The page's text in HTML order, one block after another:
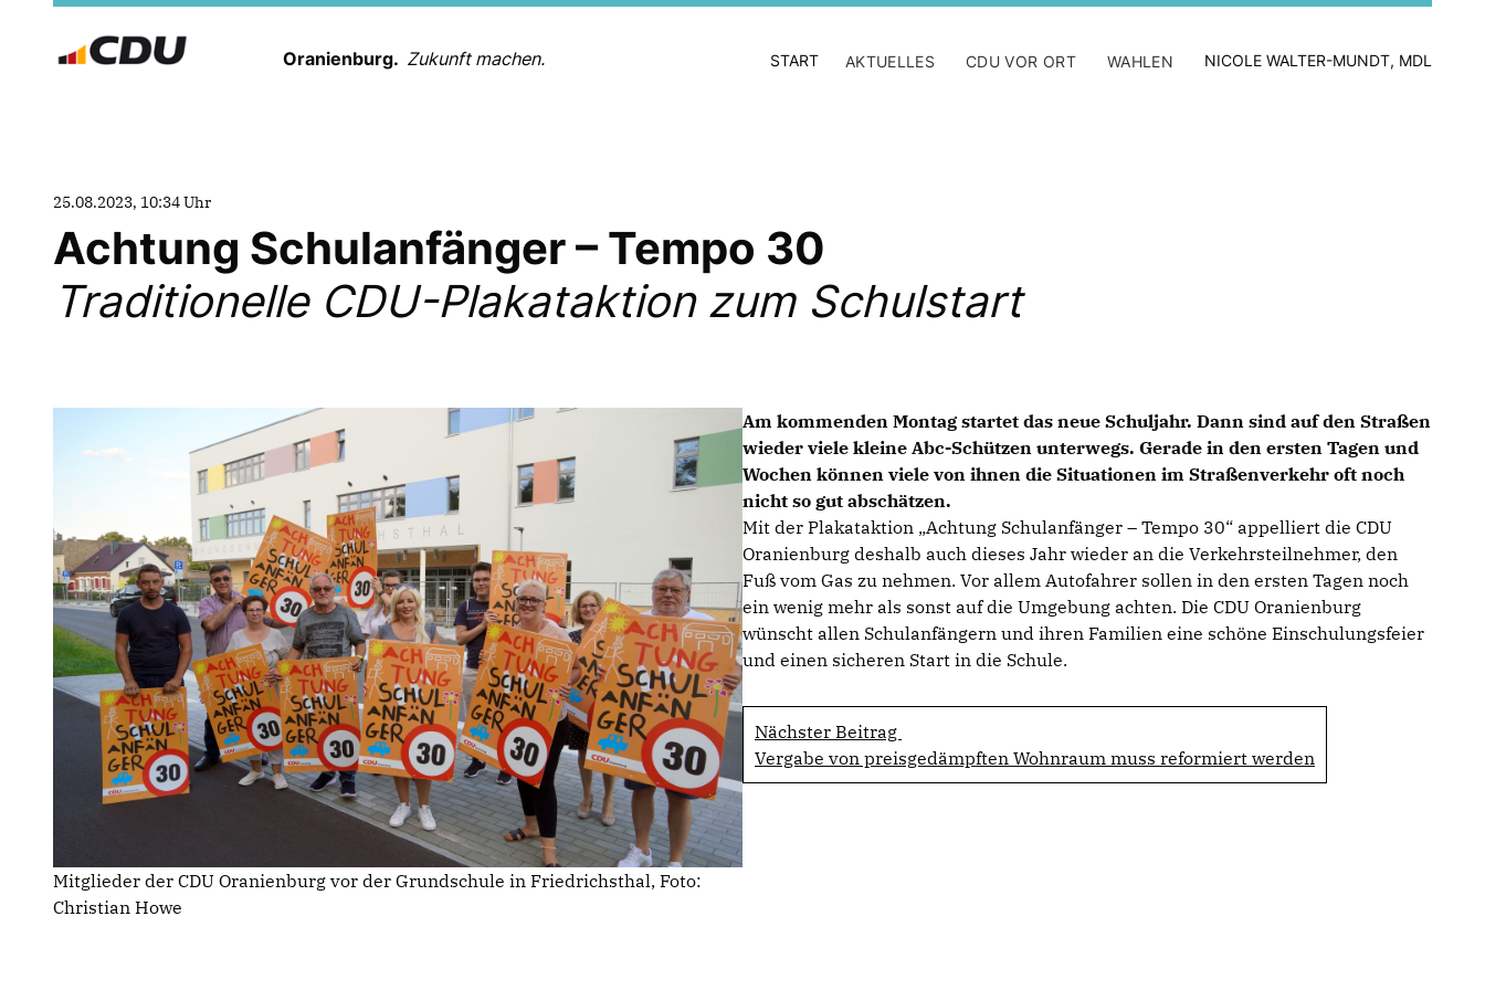
Oranienburg. Zukunft machen. START AKTUELLES CDU VOR ORT WAHLEN NICOLE WALTER-MUNDT, MDL
25.08.2023, 10:34 Uhr
Achtung Schulanfänger – Tempo 30
Traditionelle CDU-Plakataktion zum Schulstart
Am kommenden Montag startet das neue Schuljahr. Dann sind auf den Straßen
wieder viele kleine Abc-Schützen unterwegs. Gerade in den ersten Tagen und
Wochen können viele von ihnen die Situationen im Straßenverkehr oft noch
nicht so gut abschätzen.
Mit der Plakataktion „Achtung Schulanfänger – Tempo 30“ appelliert die CDU
Oranienburg deshalb auch dieses Jahr wieder an die Verkehrsteilnehmer, den
Fuß vom Gas zu nehmen. Vor allem Autofahrer sollen in den ersten Tagen noch
ein wenig mehr als sonst auf die Umgebung achten. Die CDU Oranienburg
wünscht allen Schulanfängern und ihren Familien eine schöne Einschulungsfeier
und einen sicheren Start in die Schule.
Nächster Beitrag
Vergabe von preisgedämpften Wohnraum muss reformiert werden
Mitglieder der CDU Oranienburg vor der Grundschule in Friedrichsthal, Foto:
Christian Howe